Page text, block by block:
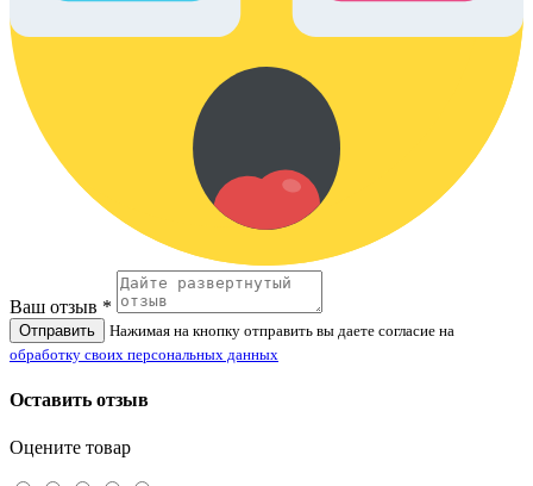
Ваш отзыв *
Отправить
Нажимая на кнопку отправить вы даете согласие на
обработку своих персональных данных
Оставить отзыв
Оцените товар